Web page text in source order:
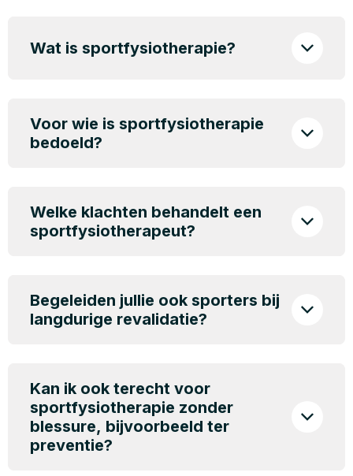
Wat is sportfysiotherapie?
Voor wie is sportfysiotherapie
bedoeld?
Welke klachten behandelt een
sportfysiotherapeut?
Begeleiden jullie ook sporters bij
langdurige revalidatie?
Kan ik ook terecht voor
sportfysiotherapie zonder
blessure, bijvoorbeeld ter
preventie?